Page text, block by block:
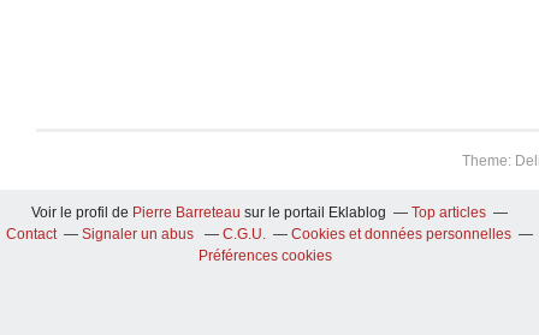
Theme:
Voir le profil de Pierre Barreteau sur le portail Eklablog
Top articles
Contact
Signaler un abus C.G.U.
Cookies et données personnelles
Préférences cookies